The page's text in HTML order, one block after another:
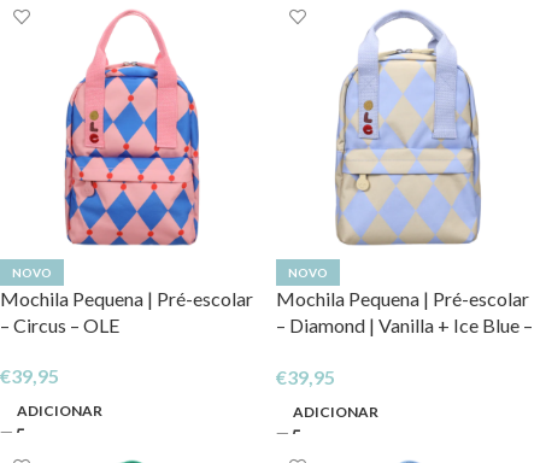
NOVO
Mochila Pequena | Pré-escolar
– Circus – OLE
€39,95
ADICIONAR
NOVO
Mochila Pequena | Pré-escolar
– Diamond | Vanilla + Ice Blue –
€39,95
ADICIONAR